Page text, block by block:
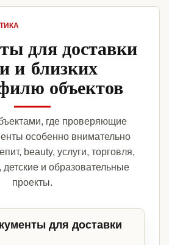
для доставки
и близких
объектов
где проверяющие
особенно внимательно
beauty, услуги, торговля,
детские и образовательные
проекты.
для доставки